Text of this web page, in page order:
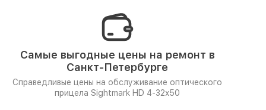
Самые выгодные цены на ремонт в
Санкт-Петербурге
Справедливые цены на обслуживание оптического
прицела Sightmark HD 4-32x50